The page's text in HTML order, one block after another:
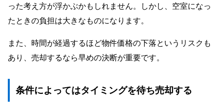
った考え方が浮かぶかもしれません。しかし、空室になっ
たときの負担は大きなものになります。
また、時間が経過するほど物件価格の下落というリスクも
あり、売却するなら早めの決断が重要です。
条件によってはタイミングを待ち売却する